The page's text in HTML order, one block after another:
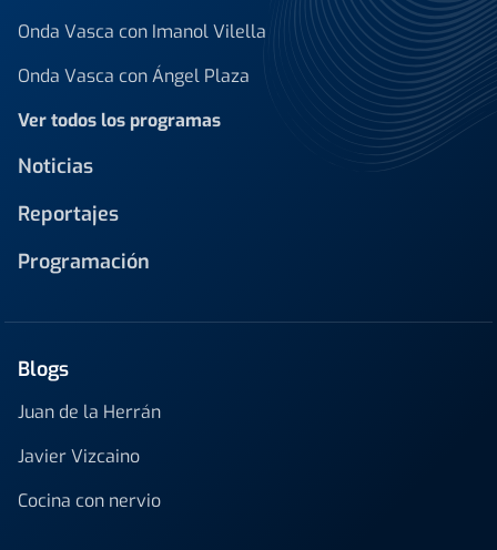
Onda Vasca con Imanol Vilella
Onda Vasca con Ángel Plaza
Ver todos los programas
Noticias
Reportajes
Programación
Blogs
Juan de la Herrán
Javier Vizcaino
Cocina con nervio